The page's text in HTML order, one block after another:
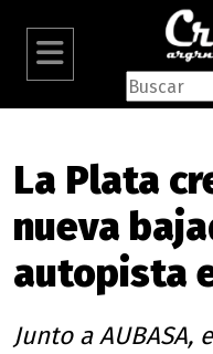
La Plata
nueva
autopista
Junto a